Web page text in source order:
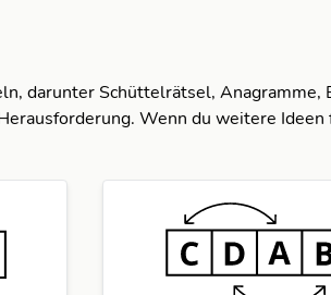
darunter Schüttelrätsel,
Wenn du weitere